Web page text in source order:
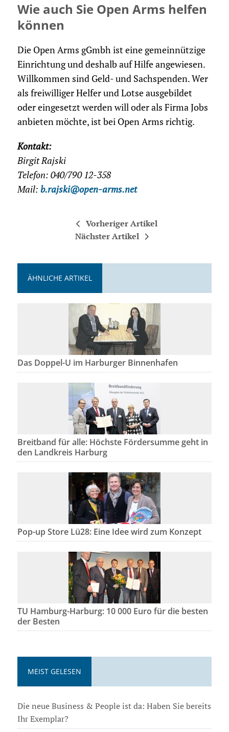
Wie auch Sie Open Arms helfen
können
Die Open Arms gGmbh ist eine gemeinnützige
Einrichtung und deshalb auf Hilfe angewiesen.
Willkommen sind Geld- und Sachspenden. Wer
als freiwilliger Helfer und Lotse ausgebildet
oder eingesetzt werden will oder als Firma Jobs
anbieten möchte, ist bei Open Arms richtig.
Kontakt:
Birgit Rajski
Telefon: 040/790 12-358
Mail: b.rajski@open-arms.net
Vorheriger Artikel
Nächster Artikel
ÄHNLICHE ARTIKEL
Das Doppel-U im Harburger Binnenhafen
Breitband für alle: Höchste Fördersumme geht in
den Landkreis Harburg
Pop-up Store Lü28: Eine Idee wird zum Konzept
TU Hamburg-Harburg: 10 000 Euro für die besten
der Besten
MEIST GELESEN
Die neue Business & People ist da: Haben Sie bereits
Ihr Exemplar?